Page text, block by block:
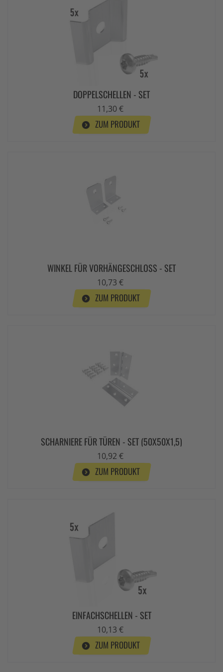
DOPPELSCHELLEN - SET
11,30 €
ZUM PRODUKT
WINKEL FÜR VORHÄNGESCHLOSS - SET
10,73 €
ZUM PRODUKT
SCHARNIERE FÜR TÜREN - SET (50X50X1,5)
10,92 €
ZUM PRODUKT
EINFACHSCHELLEN - SET
10,13 €
ZUM PRODUKT